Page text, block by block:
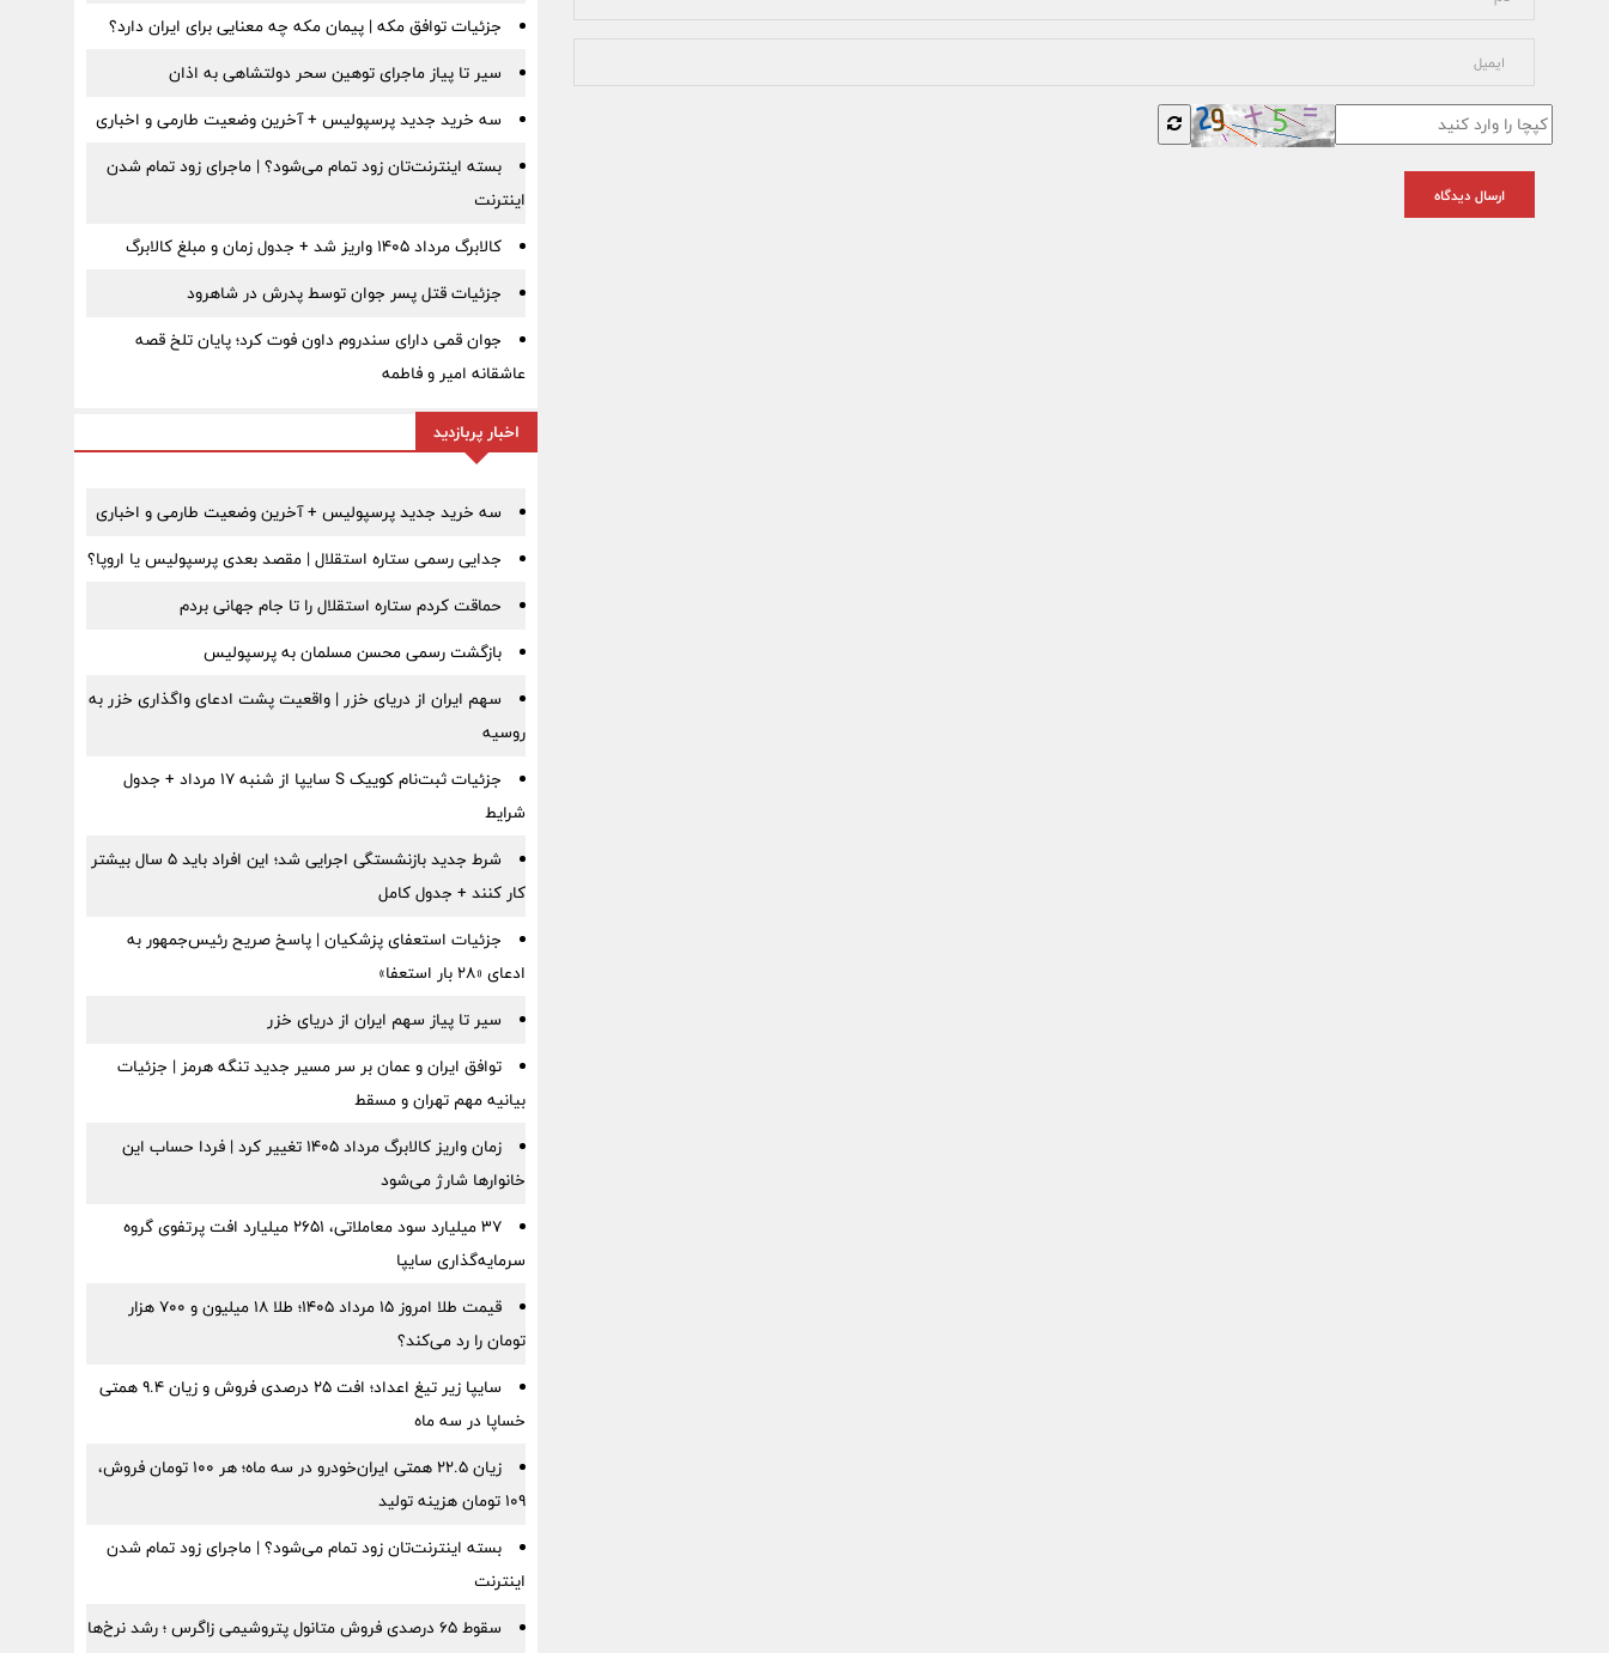
ارسال دیدگاه
جزئیات توافق مکه | پیمان مکه چه معنایی برای ایران دارد؟
سیر تا پیاز ماجرای توهین سحر دولتشاهی به اذان
سه خرید جدید پرسپولیس + آخرین وضعیت طارمی و اخباری
بسته اینترنت‌تان زود تمام می‌شود؟ | ماجرای زود تمام شدن
اینترنت
کالابرگ مرداد ۱۴۰۵ واریز شد + جدول زمان و مبلغ کالابرگ
جزئیات قتل پسر جوان توسط پدرش در شاهرود
جوان قمی دارای سندروم داون فوت کرد؛ پایان تلخ قصه
عاشقانه امیر و فاطمه
اخبار پربازدید
سه خرید جدید پرسپولیس + آخرین وضعیت طارمی و اخباری
جدایی رسمی ستاره استقلال | مقصد بعدی پرسپولیس یا اروپا؟
حماقت کردم ستاره استقلال را تا جام جهانی بردم
بازگشت رسمی محسن مسلمان به پرسپولیس
سهم ایران از دریای خزر | واقعیت پشت ادعای واگذاری خزر به
روسیه
جزئیات ثبت‌نام کوییک S سایپا از شنبه ۱۷ مرداد + جدول
شرایط
شرط جدید بازنشستگی اجرایی شد؛ این افراد باید ۵ سال بیشتر
کار کنند + جدول کامل
جزئیات استعفای پزشکیان | پاسخ صریح رئیس‌جمهور به
ادعای «۲۸ بار استعفا»
سیر تا پیاز سهم ایران از دریای خزر
توافق ایران و عمان بر سر مسیر جدید تنگه هرمز | جزئیات
بیانیه مهم تهران و مسقط
زمان واریز کالابرگ مرداد ۱۴۰۵ تغییر کرد | فردا حساب این
خانوارها شارژ می‌شود
۳۷ میلیارد سود معاملاتی، ۲۶۵۱ میلیارد افت پرتفوی گروه
سرمایه‌گذاری سایپا
قیمت طلا امروز ۱۵ مرداد ۱۴۰۵؛ طلا ۱۸ میلیون و ۷۰۰ هزار
تومان را رد می‌کند؟
سایپا زیر تیغ اعداد؛ افت ۲۵ درصدی فروش و زیان ۹.۴ همتی
خساپا در سه ماه
زیان ۲۲.۵ همتی ایران‌خودرو در سه ماه؛ هر ۱۰۰ تومان فروش،
۱۰۹ تومان هزینه تولید
بسته اینترنت‌تان زود تمام می‌شود؟ | ماجرای زود تمام شدن
اینترنت
سقوط ۶۵ درصدی فروش متانول پتروشیمی زاگرس ؛ رشد نرخ‌ها